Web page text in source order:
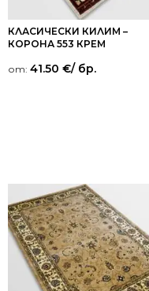
КЛАСИЧЕСКИ КИЛИМ –
КОРОНА 553 КРЕМ
от: 41.50 €/ бр.